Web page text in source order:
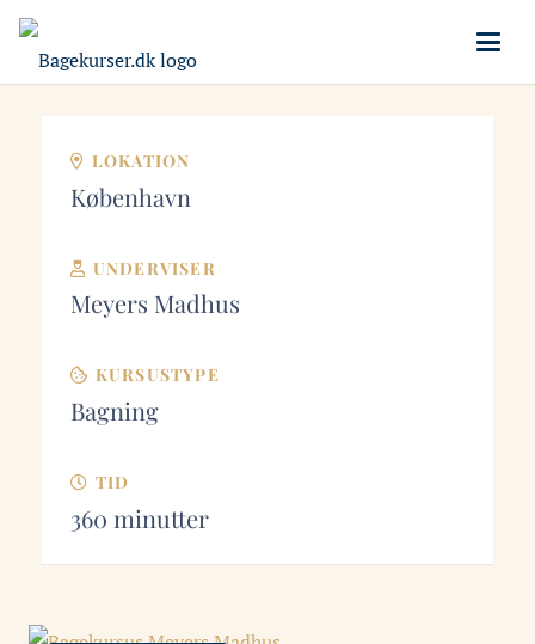
LOKATION
København
UNDERVISER
Meyers Madhus
KURSUSTYPE
Bagning
TID
360 minutter